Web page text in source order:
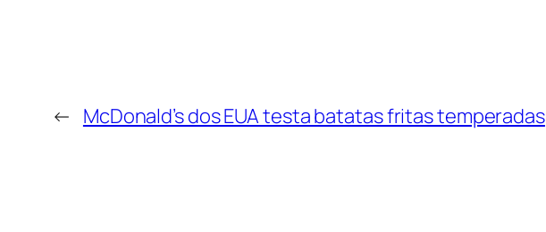
← McDonald’s dos EUA testa batatas fritas temperadas